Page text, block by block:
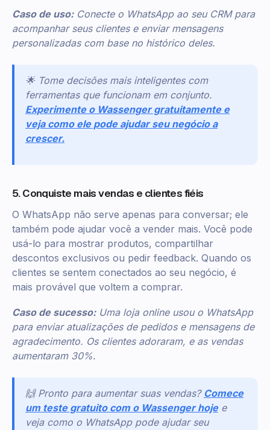
Caso de uso: Conecte o WhatsApp ao seu CRM para
acompanhar seus clientes e enviar mensagens
personalizadas com base no histórico deles.
🌟 Tome decisões mais inteligentes com
ferramentas que funcionam em conjunto.
Experimente o Wassenger gratuitamente e
veja como ele pode ajudar seu negócio a
crescer.
5. Conquiste mais vendas e clientes fiéis
O WhatsApp não serve apenas para conversar; ele
também pode ajudar você a vender mais. Você pode
usá-lo para mostrar produtos, compartilhar
descontos exclusivos ou pedir feedback. Quando os
clientes se sentem conectados ao seu negócio, é
mais provável que voltem a comprar.
Caso de sucesso: Uma loja online usou o WhatsApp
para enviar atualizações de pedidos e mensagens de
agradecimento. Os clientes adoraram, e as vendas
aumentaram 30%.
🙌 Pronto para aumentar suas vendas? Comece
um teste gratuito com o Wassenger hoje e
veja como o WhatsApp pode ajudar seu